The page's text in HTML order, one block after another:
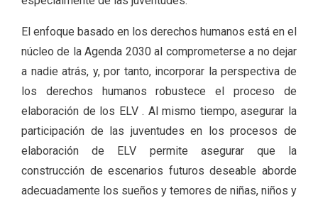
El enfoque basado en los derechos humanos está en el
núcleo de la Agenda 2030 al comprometerse a no dejar
a nadie atrás, y, por tanto, incorporar la perspectiva de
los derechos humanos robustece el proceso de
elaboración de los ELV . Al mismo tiempo, asegurar la
participación de las juventudes en los procesos de
elaboración de ELV permite asegurar que la
construcción de escenarios futuros deseable aborde
adecuadamente los sueños y temores de niñas, niños y